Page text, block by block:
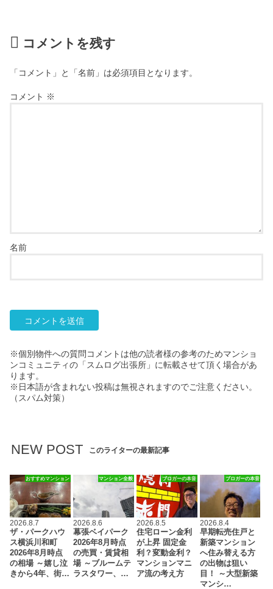
コメントを残す
「コメント」と「名前」は必須項目となります。
コメント ※
名前
※個別物件への質問コメントは他の読者様の参考のためマンショ
ンコミュニティの「スムログ出張所」に転載させて頂く場合があ
ります。
※日本語が含まれない投稿は無視されますのでご注意ください。
（スパム対策）
NEW POST このライターの最新記事
おすすめマンション
2026.8.7
ザ・パークハウ
ス横浜川和町
2026年8月時点
の相場 ～嬉し泣
きから4年、街…
マンション全般
2026.8.6
幕張ベイパーク
2026年8月時点
の売買・賃貸相
場 ～ブルームテ
ラスタワー、…
ブロガーの本音
2026.8.5
住宅ローン金利
が上昇 固定金
利？変動金利？
マンションマニ
ア流の考え方
ブロガーの本音
2026.8.4
早期転売住戸と
新築マンション
へ住み替える方
の出物は狙い
目！ ～大型新築
マンシ…